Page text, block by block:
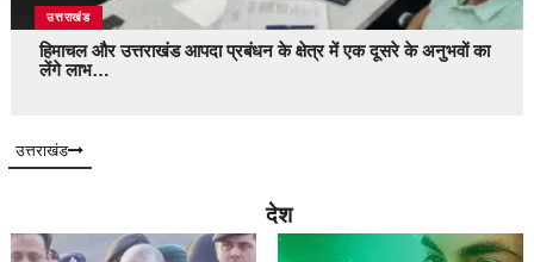
उत्तराखंड
हिमाचल और उत्तराखंड आपदा प्रबंधन के क्षेत्र में एक दूसरे के अनुभवों का
लेंगे लाभ…
उत्तराखंड
देश